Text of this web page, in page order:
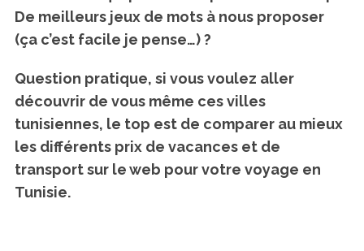
De meilleurs jeux de mots à nous proposer
(ça c’est facile je pense…) ?
Question pratique, si vous voulez aller
découvrir de vous même ces villes
tunisiennes, le top est de comparer au mieux
les différents prix de vacances et de
transport sur le web pour votre voyage en
Tunisie.